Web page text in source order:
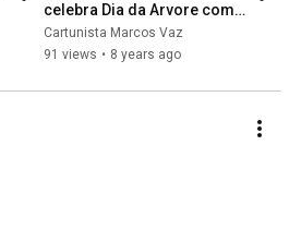
celebra Dia da Arvore com
Abraco no bosque Uirapuru
Cartunista Marcos Vaz
91 views • 8 years ago